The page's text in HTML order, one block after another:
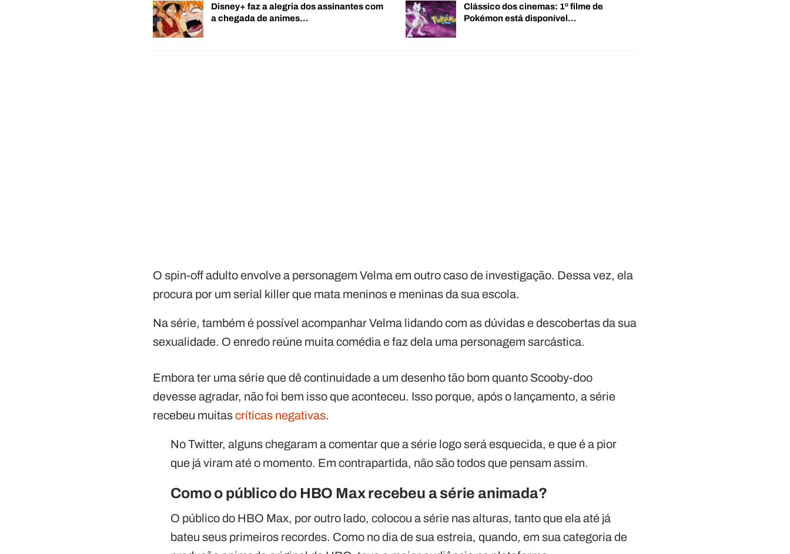
Disney+ faz a alegria dos assinantes com
a chegada de animes…
Clássico dos cinemas: 1º filme de
Pokémon está disponível…
O spin-off adulto envolve a personagem Velma em outro caso de investigação. Dessa vez, ela
procura por um serial killer que mata meninos e meninas da sua escola.
Na série, também é possível acompanhar Velma lidando com as dúvidas e descobertas da sua
sexualidade. O enredo reúne muita comédia e faz dela uma personagem sarcástica.
Embora ter uma série que dê continuidade a um desenho tão bom quanto Scooby-doo
devesse agradar, não foi bem isso que aconteceu. Isso porque, após o lançamento, a série
recebeu muitascríticas negativas.
No Twitter, alguns chegaram a comentar que a série logo será esquecida, e que é a pior
que já viram até o momento. Em contrapartida, não são todos que pensam assim.
Como o público do HBO Max recebeu a série animada?
O público do HBO Max, por outro lado, colocou a série nas alturas, tanto que ela até já
bateu seus primeiros recordes. Como no dia de sua estreia, quando, em sua categoria de